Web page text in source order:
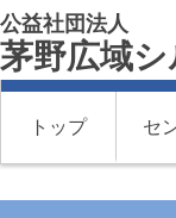
公益社団法人
茅野広域
トップ セ